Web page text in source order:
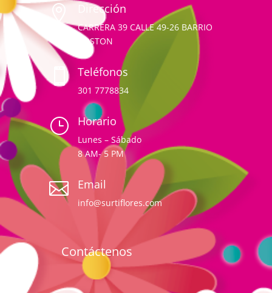
 Dirección
CARRERA 39 CALLE 49-26 BARRIO
BOSTON
 Teléfonos
301 7778834
} Horario
Lunes – Sábado
8 AM- 5 PM
 Email
info@surtiflores.com
Contáctenos